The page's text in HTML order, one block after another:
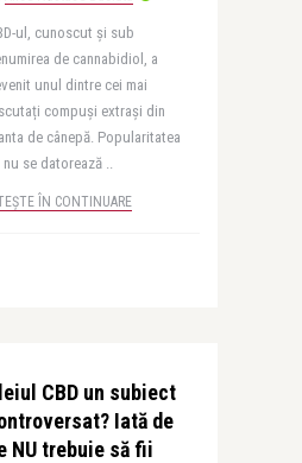
ul, cunoscut și sub
de cannabidiol, a
unul dintre cei mai
compuși extrași din
de cânepă. Popularitatea
nu se datorează ..
ÎN CONTINUARE
CBD un subiect
Iată de
NU trebuie să fii